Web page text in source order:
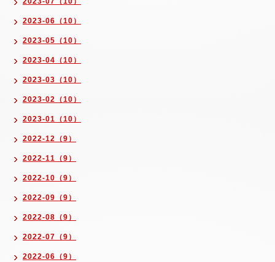
2023-06（10）
2023-05（10）
2023-04（10）
2023-03（10）
2023-02（10）
2023-01（10）
2022-12（9）
2022-11（9）
2022-10（9）
2022-09（9）
2022-08（9）
2022-07（9）
2022-06（9）